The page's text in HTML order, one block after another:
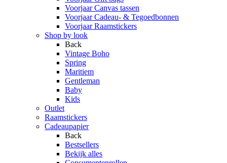
Voorjaar Canvas tassen
Voorjaar Cadeau- & Tegoedbonnen
Voorjaar Raamstickers
Shop by look
Back
Vintage Boho
Spring
Maritiem
Gentleman
Baby
Kids
Outlet
Raamstickers
Cadeaupapier
Back
Bestsellers
Bekijk alles